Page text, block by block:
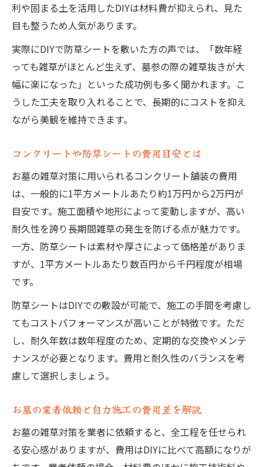
利や固まる土を活用したDIYは材料費が抑えられ、見た
目も整うため人気があります。
実際にDIYで防草シートを敷いた方の声では、「数年経
っても雑草がほとんど生えず、墓参の際の雑草抜きが大
幅に楽になった」といった成功例も多く聞かれます。こ
うした工夫を取り入れることで、長期的にコストを抑え
ながら美観を維持できます。
コンクリートや防草シートの費用目安とは
お墓の雑草対策に用いられるコンクリート舗装の費用
は、一般的に1平方メートルあたり約1万円から2万円が
目安です。施工面積や地形によって変動しますが、高い
耐久性を誇り長期間雑草の発生を防げる点が魅力です。
一方、防草シートは素材や厚さによって価格差がありま
すが、1平方メートルあたり数百円から千円程度が相場
です。
防草シートはDIYでの敷設が可能で、施工の手間を考慮し
てもコストパフォーマンスが高いことが特徴です。ただ
し、耐久年数は数年程度のため、定期的な交換やメンテ
ナンスが必要となります。費用と耐久性のバランスを考
慮して選択しましょう。
お墓の業者依頼と自力施工の費用差を解説
お墓の雑草対策を業者に依頼すると、全工程を任せられ
る安心感がありますが、費用はDIYに比べて高額になりが